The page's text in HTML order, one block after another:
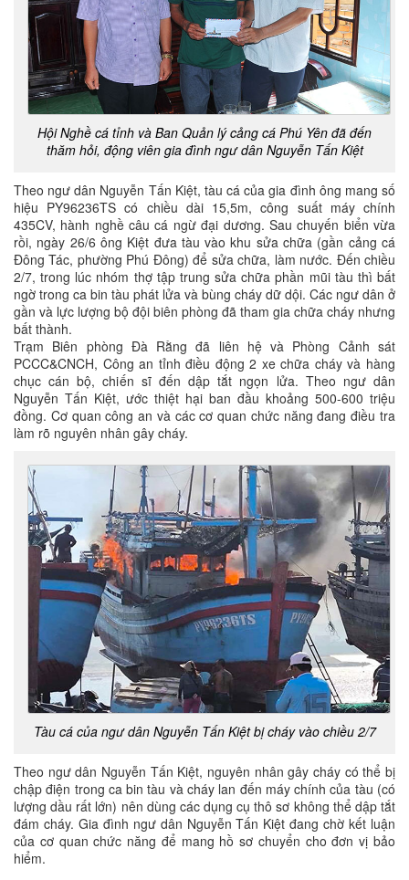
Hội Nghề cá tỉnh và Ban Quản lý cảng cá Phú Yên đã đến
thăm hỏi, động viên gia đình ngư dân Nguyễn Tấn Kiệt
Theo ngư dân Nguyễn Tấn Kiệt, tàu cá của gia đình ông mang số
hiệu PY96236TS có chiều dài 15,5m, công suất máy chính
435CV, hành nghề câu cá ngừ đại dương. Sau chuyến biển vừa
rồi, ngày 26/6 ông Kiệt đưa tàu vào khu sửa chữa (gần cảng cá
Đông Tác, phường Phú Đông) để sửa chữa, làm nước. Đến chiều
2/7, trong lúc nhóm thợ tập trung sửa chữa phần mũi tàu thì bất
ngờ trong ca bin tàu phát lửa và bùng cháy dữ dội. Các ngư dân ở
gần và lực lượng bộ đội biên phòng đã tham gia chữa cháy nhưng
bất thành.
Trạm Biên phòng Đà Rằng đã liên hệ và Phòng Cảnh sát
PCCC&CNCH, Công an tỉnh điều động 2 xe chữa cháy và hàng
chục cán bộ, chiến sĩ đến dập tắt ngọn lửa. Theo ngư dân
Nguyễn Tấn Kiệt, ước thiệt hại ban đầu khoảng 500-600 triệu
đồng. Cơ quan công an và các cơ quan chức năng đang điều tra
làm rõ nguyên nhân gây cháy.
Tàu cá của ngư dân Nguyễn Tấn Kiệt bị cháy vào chiều 2/7
Theo ngư dân Nguyễn Tấn Kiệt, nguyên nhân gây cháy có thể bị
chập điện trong ca bin tàu và cháy lan đến máy chính của tàu (có
lượng dầu rất lớn) nên dùng các dụng cụ thô sơ không thể dập tắt
đám cháy. Gia đình ngư dân Nguyễn Tấn Kiệt đang chờ kết luận
của cơ quan chức năng để mang hồ sơ chuyển cho đơn vị bảo
hiểm.